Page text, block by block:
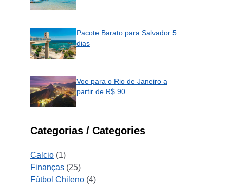
Pacote Barato para Salvador 5
dias
Voe para o Rio de Janeiro a
partir de R$ 90
Categorias / Categories
Calcio (1)
Finanças (25)
Fútbol Chileno (4)